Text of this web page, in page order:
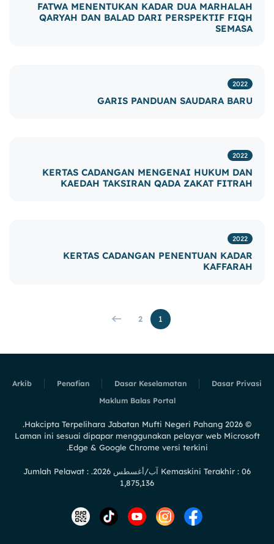
FATWA MENENTUKAN KADAR DUA MARHALAH
QARYAH DAN BALAD DARI PERSPEKTIF FIQH
SEMASA
2022
GARIS PANDUAN SAUDARA BARU
2022
KERTAS CADANGAN MENGENAI HUKUM DAN
KAEDAH TAKSIRAN QADA ZAKAT FITRAH
2022
KERTAS CADANGAN PENENTUAN KADAR
KAFFARAH
1
2
Dasar Privasi
Dasar Keselamatan
Penafian
Arkib
Maklum Balas Portal
©
2026
Laman ini sesuai dipapar menggunakan pelayar web Microsoft
Edge & Google Chrome versi terkini.
Kemaskini Terakhir : 06 آب/أغسطس 2026. Jumlah Pelawat :
1,875,136